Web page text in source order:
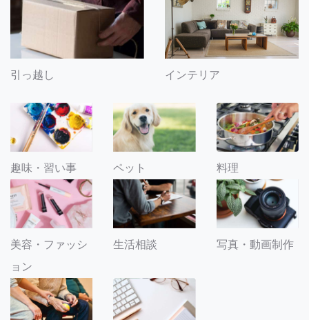
引っ越し インテリア
趣味・習い事 ペット 料理
美容・ファッシ
ョン
生活相談 写真・動画制作